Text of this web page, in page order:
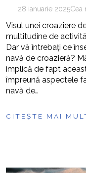
28 ianuarie 2025Cea
Visul unei croaziere
multitudine de
Dar vă întrebați ce
navă de croazieră?
implică de fapt
împreună aspectele
navă de…
CITEȘTE MAI